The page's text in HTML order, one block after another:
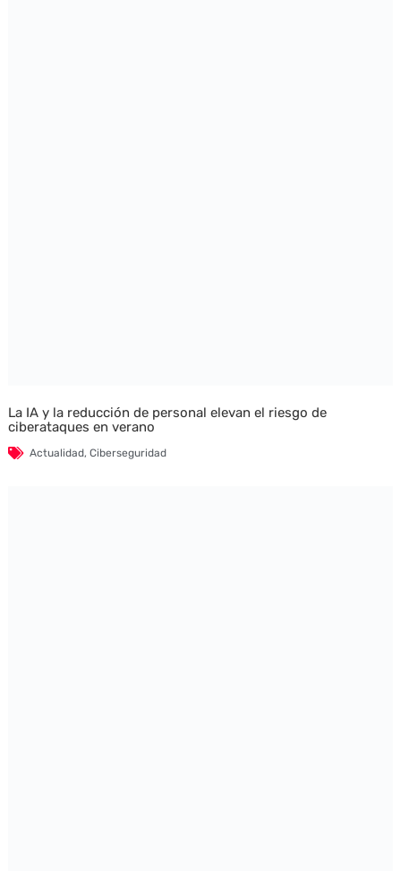
La IA y la reducción de personal elevan el riesgo de
ciberataques en verano
Actualidad, Ciberseguridad